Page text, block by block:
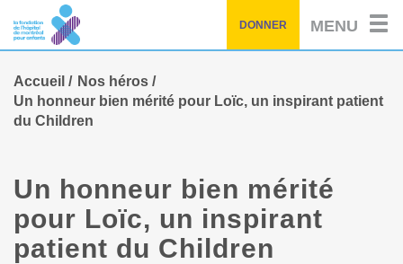
contenu
DONNER MENU
Accueil
Nos héros
Un honneur bien mérité pour Loïc, un inspirant patient
du Children
Un honneur bien mérité
pour Loïc, un inspirant
patient du Children